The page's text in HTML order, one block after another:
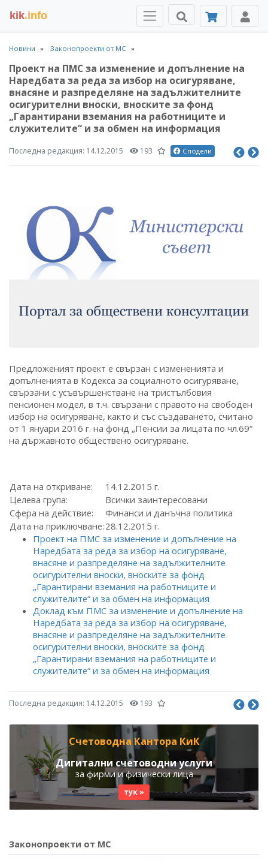
kik.info
Новини Законопроекти от МС
Проект на ПМС за изменение и допълнение на
Наредбата за реда за избор на осигуряване,
внасяне и разпределяне на задължителните
осигурителни вноски, вноските за фонд
„Гарантирани вземания на работниците и
служителите“ и за обмен на информация
Последна редакция: 14.12.2015 193 Сподели
Предложеният проект е свързан с измененията и
допълненията в Кодекса за социалното осигуряване,
свързани с усъвършенстване на тристълбовия
пенсионен модел, в т.ч. свързани с правото на свободен
избор на осигуряване, както и със създаването, считано
от 1 януари 2016 г. на фонд „Пенсии за лицата по чл.69“
на държавното обществено осигуряване.
Дата на откриване:
14.12.2015 г.
Целева група:
Всички заинтересовани
Сфера на действие:
Финанси и данъчна политика
Дата на приключване: 28.12.2015 г.
Проект на ПМС за изменение и допълнение на
Наредбата за реда за избор на осигуряване,
внасяне и разпределяне на задължителните
осигурителни вноски, вноските за фонд
„Гарантирани вземания на работниците и
служителите“ и за обмен на информация
Доклад към ПМС за изменение и допълнение на
Наредбата за реда за избор на осигуряване,
внасяне и разпределяне на задължителните
осигурителни вноски, вноските за фонд
„Гарантирани вземания на работниците и
служителите“ и за обмен на информация
Последна редакция: 14.12.2015 193
Счетоводна Кантора КиК
Дигитални счетоводни услуги
за фирми и физически лица
тук »
Законопроекти от МС